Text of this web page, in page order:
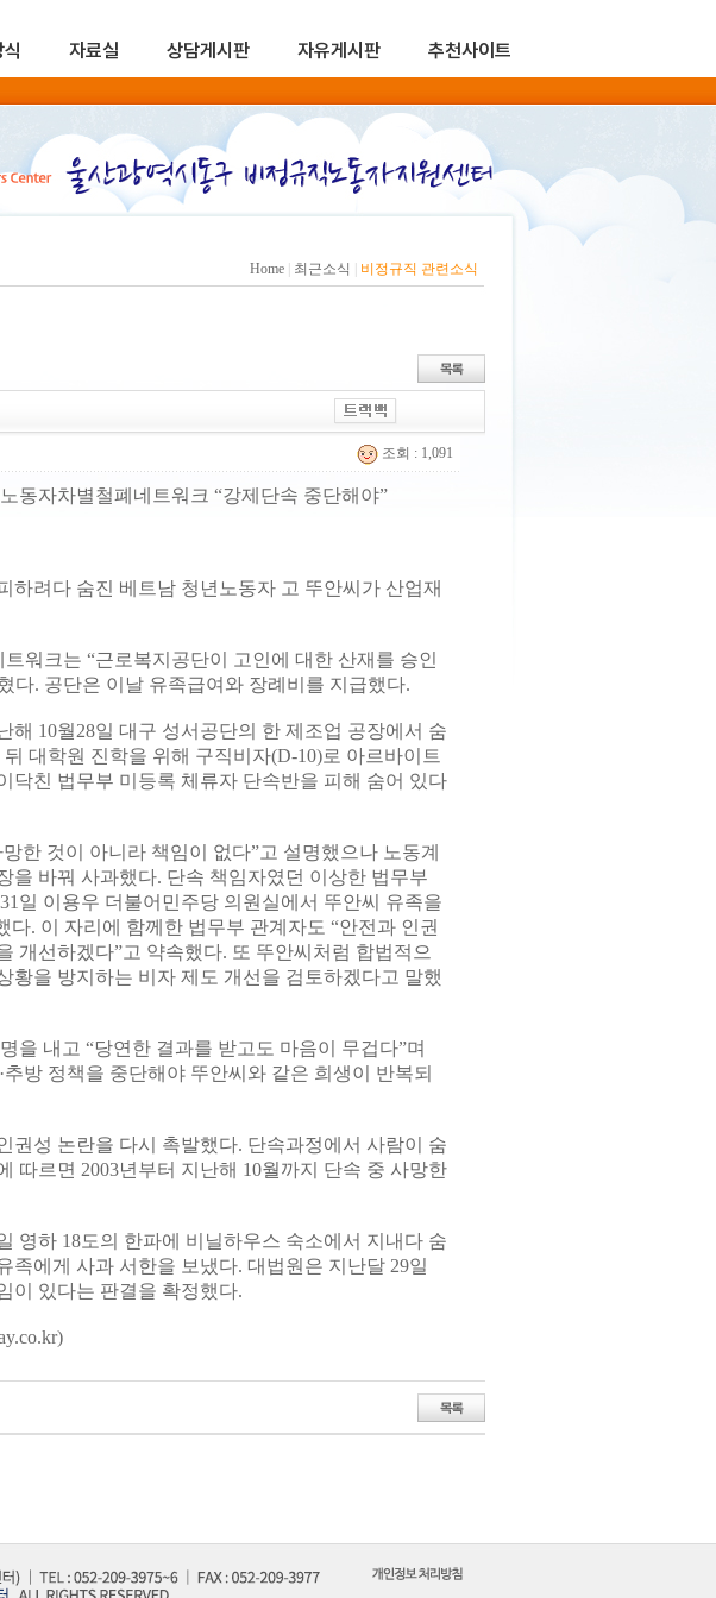
자료실 상담게시판 자유게시판 추천사이트
Home 최근소식 비정규직 관련소식
조회 : 1,091
동자차별철폐네트워크 “강제단속 중단해야”
하려다 숨진 베트남 청년노동자 고 뚜안씨가 산업재
워크는 “근로복지공단이 고인에 대한 산재를 승인
다. 공단은 이날 유족급여와 장례비를 지급했다.
해 10월28일 대구 성서공단의 한 제조업 공장에서 숨
대학원 진학을 위해 구직비자(D-10)로 아르바이트
닥친 법무부 미등록 체류자 단속반을 피해 숨어 있다
한 것이 아니라 책임이 없다”고 설명했으나 노동계
을 바꿔 사과했다. 단속 책임자였던 이상한 법무부
일 이용우 더불어민주당 의원실에서 뚜안씨 유족을
다. 이 자리에 함께한 법무부 관계자도 “안전과 인권
개선하겠다”고 약속했다. 또 뚜안씨처럼 합법적으
황을 방지하는 비자 제도 개선을 검토하겠다고 말했
을 내고 “당연한 결과를 받고도 마음이 무겁다”며
방 정책을 중단해야 뚜안씨와 같은 희생이 반복되
권성 논란을 다시 촉발했다. 단속과정에서 사람이 숨
따르면 2003년부터 지난해 10월까지 단속 중 사망한
영하 18도의 한파에 비닐하우스 숙소에서 지내다 숨
족에게 사과 서한을 보냈다. 대법원은 지난달 29일
이 있다는 판결을 확정했다.